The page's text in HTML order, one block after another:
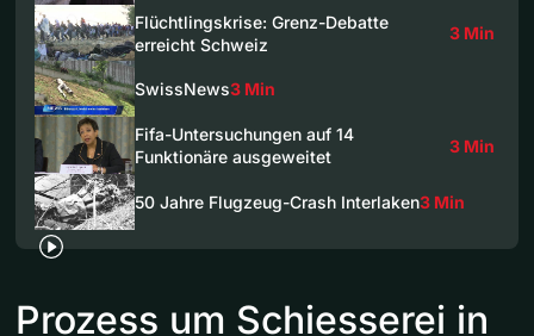
Flüchtlingskrise: Grenz-Debatte
erreicht Schweiz
3 Min
SwissNews3 Min
Fifa-Untersuchungen auf 14
Funktionäre ausgeweitet
3 Min
50 Jahre Flugzeug-Crash Interlaken3 Min
Prozess um Schiesserei in